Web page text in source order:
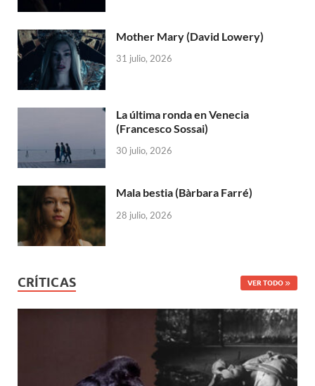
Mother Mary (David Lowery)
31 julio, 2026
La última ronda en Venecia
(Francesco Sossai)
30 julio, 2026
Mala bestia (Bàrbara Farré)
28 julio, 2026
CRÍTICAS VER TODO